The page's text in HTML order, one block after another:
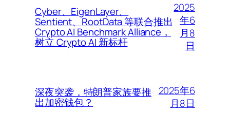
Cyber、EigenLayer、
Sentient、RootData 等联合推出
Crypto AI Benchmark Alliance，
树立 Crypto AI 新标杆
2025
年6
月8
日
深夜突袭，特朗普家族要推
出加密钱包？
2025年6
月8日